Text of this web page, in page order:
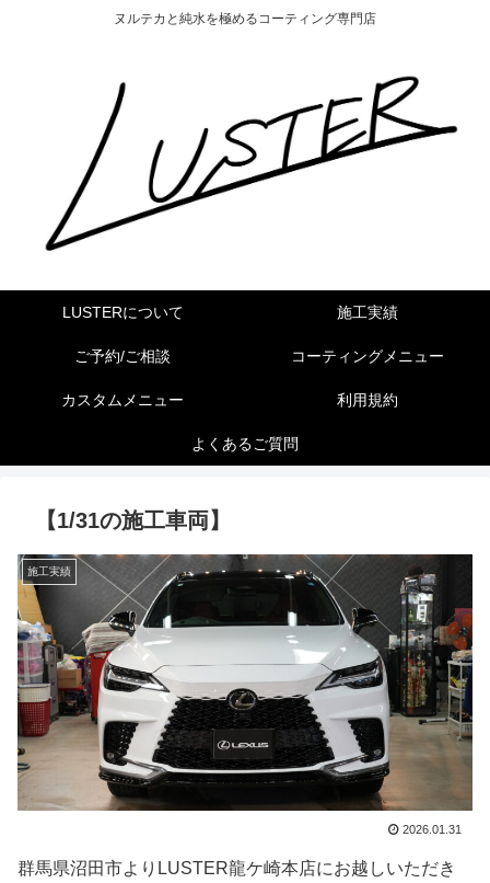
ヌルテカと純水を極めるコーティング専門店
LUSTERについて 施工実績
ご予約/ご相談 コーティングメニュー
カスタムメニュー 利用規約
よくあるご質問
【1/31の施工車両】
施工実績
2026.01.31
群馬県沼田市よりLUSTER龍ケ崎本店にお越しいただき